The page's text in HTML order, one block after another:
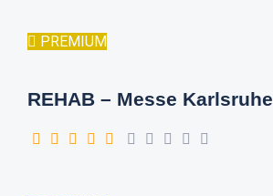
PREMIUM
REHAB – Messe Karlsruhe